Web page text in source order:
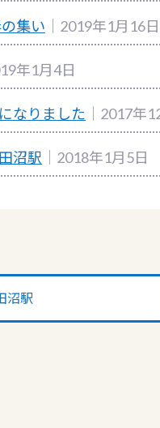
集い ｜2019年1月16日
年1月4日
なりました ｜2017年
沼駅 ｜2018年1月5日
沼駅